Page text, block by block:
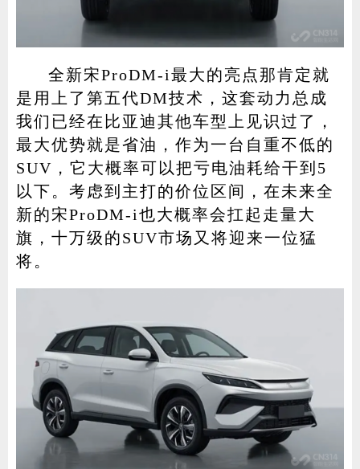
全新宋ProDM-i最大的亮点那肯定就
是用上了第五代DM技术，这套动力总成
我们已经在比亚迪其他车型上见识过了，
最大优势就是省油，作为一台自重不低的
SUV，它大概率可以把亏电油耗给干到5
以下。考虑到主打的价位区间，在未来全
新的宋ProDM-i也大概率会扛起走量大
旗，十万级的SUV市场又将迎来一位猛
将。